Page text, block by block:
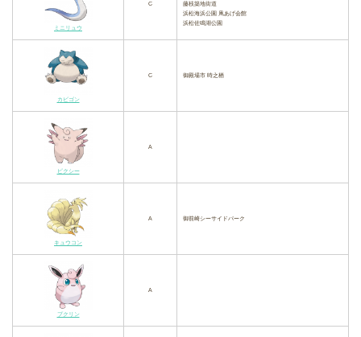
ミニリュウ
C
藤枝築地街道
浜松海浜公園 凧あげ会館
浜松佐鳴湖公園
カビゴン
C 御殿場市 時之栖
ピクシー
A
キュウコン
A 御前崎シーサイドパーク
プクリン
A